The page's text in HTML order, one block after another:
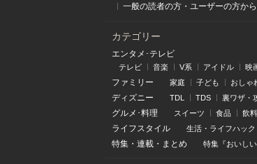
一般の読者の方・ユーザーの方か
カテゴリー
エンタメ･テレビ
テレビ 音楽 V系 アイドル 映
ファミリー 家庭 子ども おしゃ
ディズニー TDL TDS 裏ワザ・
グルメ･料理 スイーツ 食品 飲料
ライフスタイル 生活・ライフハック
特集 ・ 連載 ・ まとめ 特集『おいしい